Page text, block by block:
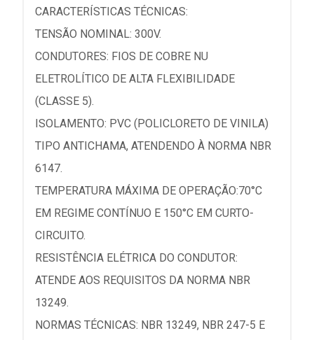
CARACTERÍSTICAS TÉCNICAS:
TENSÃO NOMINAL: 300V.
CONDUTORES: FIOS DE COBRE NU
ELETROLÍTICO DE ALTA FLEXIBILIDADE
(CLASSE 5).
ISOLAMENTO: PVC (POLICLORETO DE VINILA)
TIPO ANTICHAMA, ATENDENDO À NORMA NBR
6147.
TEMPERATURA MÁXIMA DE OPERAÇÃO:70°C
EM REGIME CONTÍNUO E 150°C EM CURTO-
CIRCUITO.
RESISTÊNCIA ELÉTRICA DO CONDUTOR:
ATENDE AOS REQUISITOS DA NORMA NBR
13249.
NORMAS TÉCNICAS: NBR 13249, NBR 247-5 E